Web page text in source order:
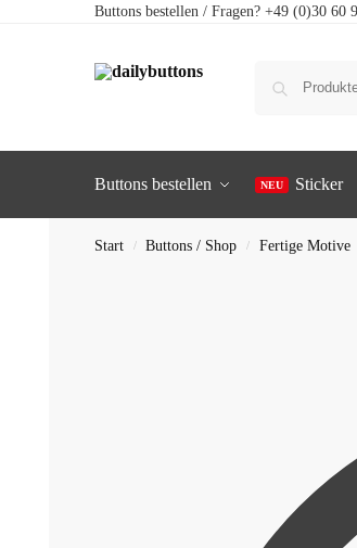
Buttons bestellen / Fragen? +49 (0)30 60
Buttons bestellen Sticker
Start / Buttons / Shop / Fertige Motive